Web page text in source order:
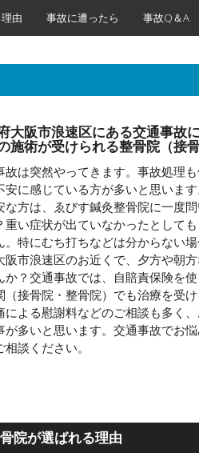
由 事故に遭ったら 事故Q＆A
大阪市浪速区にある交通事故
施術が受けられる整骨院（接
故は突然やってきます。事故処理
安に感じている方が多いと思いま
な方は、ゑびす鍼灸整骨院に一度
重い症状が出ていなかったとして
。特にむち打ちなどは分からない
阪市浪速区のお近くで、夕方や朝
か？交通事故では、自賠責保険を
（接骨院・整骨院）でも治療を受
による慰謝料などのご相談も多く
が多いと思います。交通事故でお
談ください。
院が選ばれる理由